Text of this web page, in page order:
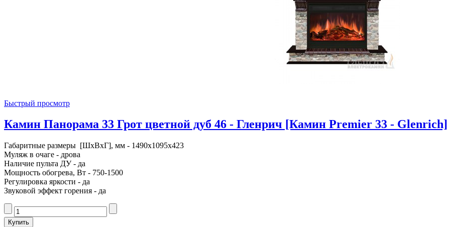
Быстрый просмотр
Камин Панорама 33 Грот цветной дуб 46 - Гленрич [Камин Premier 33 - Glenrich]
Габаритные размеры [ШxВxГ], мм - 1490x1095x423
Муляж в очаге - дрова
Наличие пульта ДУ - да
Мощность обогрева, Вт - 750-1500
Регулировка яркости - да
Звуковой эффект горения - да